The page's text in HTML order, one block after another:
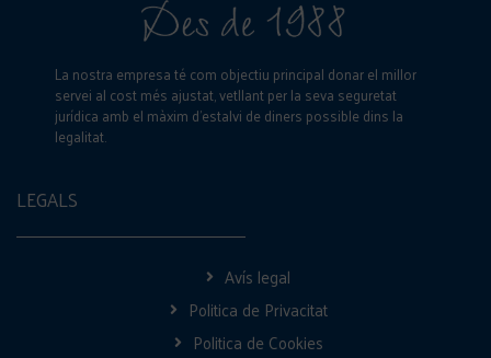
La nostra empresa té com objectiu principal donar el millor
servei al cost més ajustat, vetllant per la seva seguretat
jurídica amb el màxim d’estalvi de diners possible dins la
legalitat.
LEGALS
Avís legal
Politica de Privacitat
Politica de Cookies